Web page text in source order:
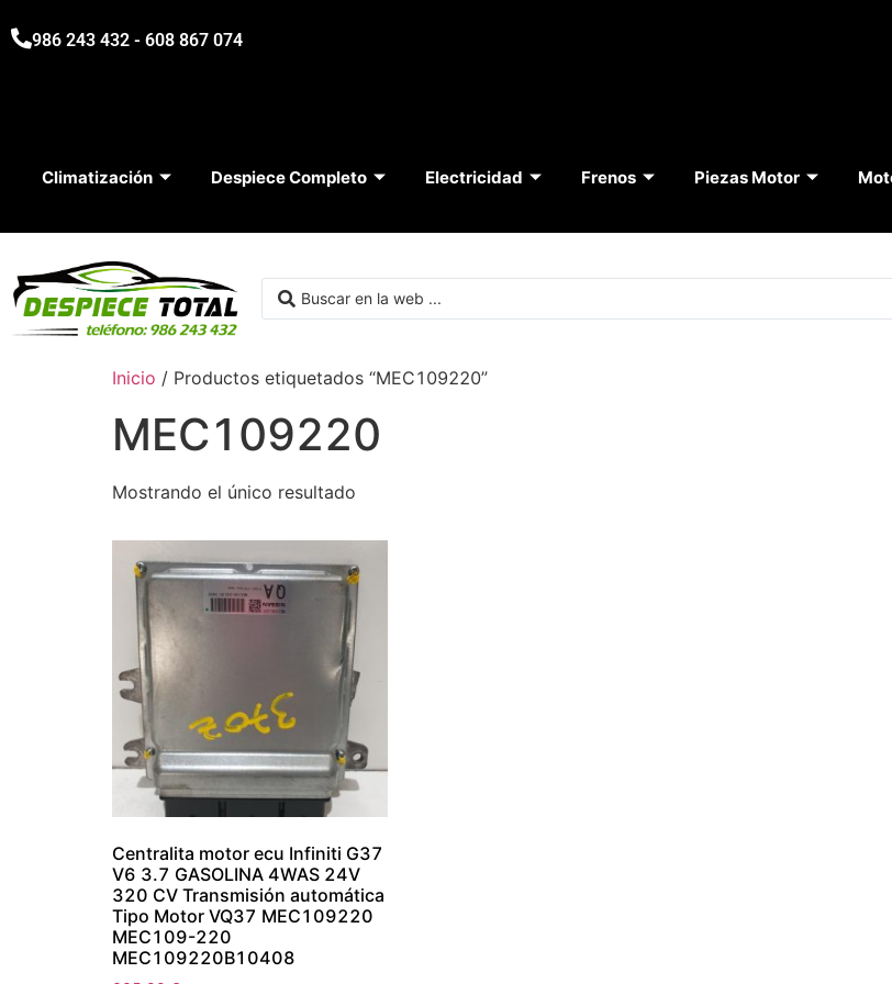
986 243 432 - 608 867 074
Climatización Despiece Completo Electricidad Frenos Piezas Motor
Inicio / Productos etiquetados “MEC109220”
MEC109220
Mostrando el único resultado
Centralita motor ecu Infiniti G37
V6 3.7 GASOLINA 4WAS 24V
320 CV Transmisión automática
Tipo Motor VQ37 MEC109220
MEC109-220
MEC109220B10408